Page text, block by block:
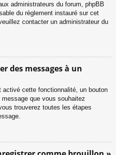
administrateurs du forum, phpBB
du règlement instauré sur cet
contacter un administrateur du
des messages à un
cette fonctionnalité, un bouton
que vous souhaitez
trouverez toutes les étapes